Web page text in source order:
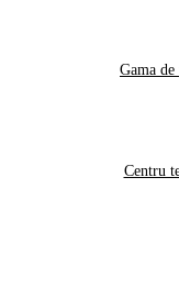
Gama de
Centru